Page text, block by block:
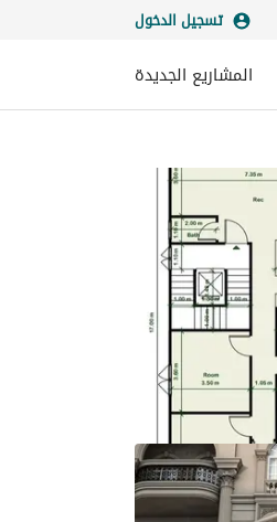
تسجيل الدخول
المشاريع الجديدة